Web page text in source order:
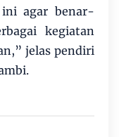
agar benar-
kegiatan
jelas pendiri